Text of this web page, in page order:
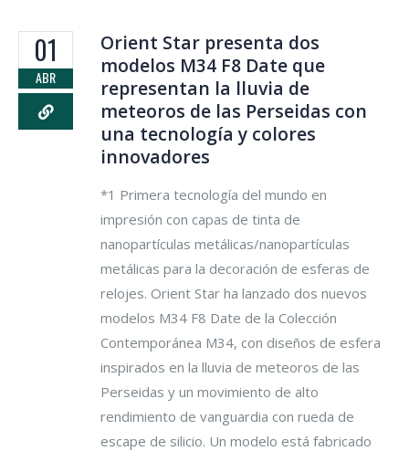
01
ABR
Orient Star presenta dos
modelos M34 F8 Date que
representan la lluvia de
meteoros de las Perseidas con
una tecnología y colores
innovadores
*1 Primera tecnología del mundo en
impresión con capas de tinta de
nanopartículas metálicas/nanopartículas
metálicas para la decoración de esferas de
relojes. Orient Star ha lanzado dos nuevos
modelos M34 F8 Date de la Colección
Contemporánea M34, con diseños de esfera
inspirados en la lluvia de meteoros de las
Perseidas y un movimiento de alto
rendimiento de vanguardia con rueda de
escape de silicio. Un modelo está fabricado